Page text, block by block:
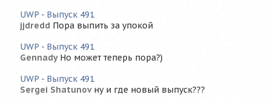
UWP - Выпуск 491
jjdredd Пора выпить за упокой
UWP - Выпуск 491
Gennady Но может теперь пора?)
UWP - Выпуск 491
Sergei Shatunov ну и где новый выпуск???